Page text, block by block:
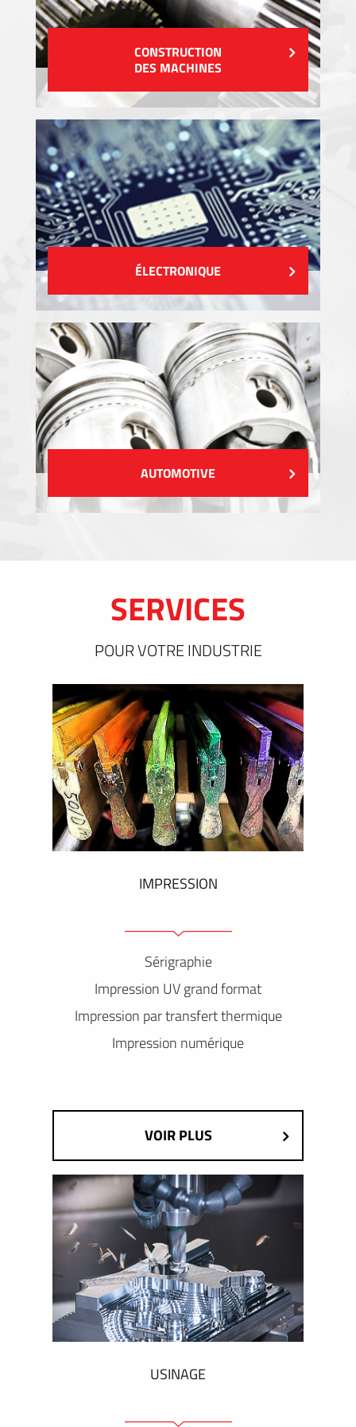
CONSTRUCTION
DES MACHINES
ÉLECTRONIQUE
AUTOMOTIVE
SERVICES
POUR VOTRE INDUSTRIE
IMPRESSION
Sérigraphie
Impression UV grand format
Impression par transfert thermique
Impression numérique
VOIR PLUS
USINAGE